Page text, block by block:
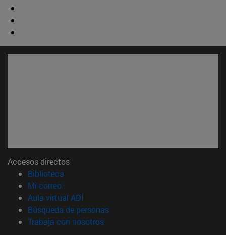
Accesos directos
Biblioteca
Mi correo(abre en nueva ventana)
Aula virtual ADI
Búsqueda de personas(abre en nueva ventana)
Trabaja con nosotros(abre en nueva ventana)